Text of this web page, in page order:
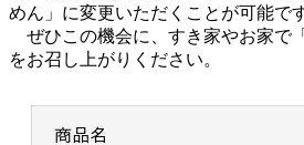
めん」に変更いただくことが可能です
ぜひこの機会に、すき家やお家で
をお召し上がりください。